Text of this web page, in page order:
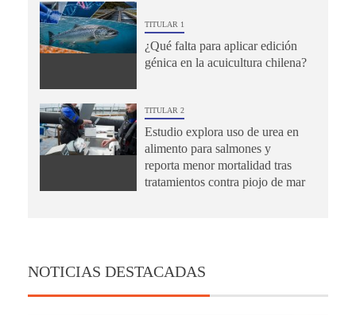
TITULAR 1
¿Qué falta para aplicar edición
génica en la acuicultura chilena?
TITULAR 2
Estudio explora uso de urea en
alimento para salmones y
reporta menor mortalidad tras
tratamientos contra piojo de mar
NOTICIAS DESTACADAS